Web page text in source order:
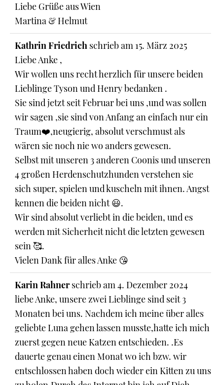
Liebe Grüße aus Wien
Martina & Helmut
Kathrin Friedrich schrieb am 15. März 2025
Liebe Anke ,
Wir wollen uns recht herzlich für unsere beiden
Lieblinge Tyson und Henry bedanken .
Sie sind jetzt seit Februar bei uns ,und was sollen
wir sagen ,sie sind von Anfang an einfach nur ein
Traum❤️,neugierig, absolut verschmust als
wären sie noch nie wo anders gewesen.
Selbst mit unseren 3 anderen Coonis und unseren
4 großen Herdenschutzhunden verstehen sie
sich super, spielen und kuscheln mit ihnen. Angst
kennen die beiden nicht 😃.
Wir sind absolut verliebt in die beiden, und es
werden mit Sicherheit nicht die letzten gewesen
sein 🥰.
Vielen Dank für alles Anke 😘
Karin Rahnerschrieb am4. Dezember 2024
liebe Anke, unsere zwei Lieblinge sind seit 3
Monaten bei uns. Nachdem ich meine über alles
geliebte Luna gehen lassen musste,hatte ich mich
zuerst gegen neue Katzen entschieden. .Es
dauerte genau einen Monat wo ich bzw. wir
entschlossen haben doch wieder ein Kitten zu uns